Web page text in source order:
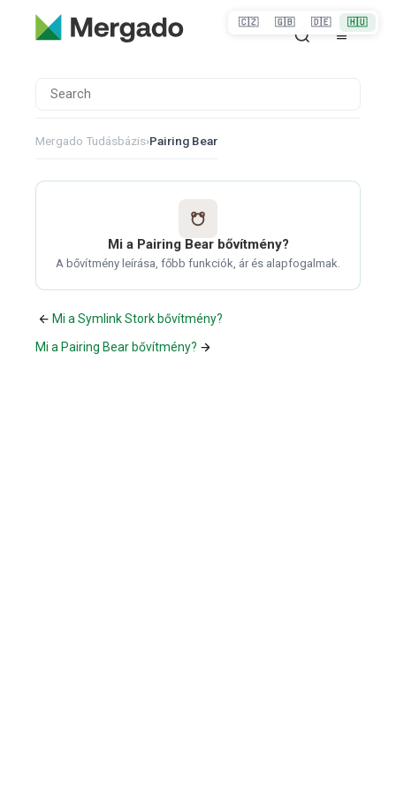
Mergado Tudásbázis›Pairing Bear
Mi a Pairing Bear bővítmény?
A bővítmény leírása, főbb funkciók, ár és alapfogalmak.
Mi a Symlink Stork bővítmény?
Mi a Pairing Bear bővítmény?
🇨🇿 🇬🇧 🇩🇪 🇭🇺